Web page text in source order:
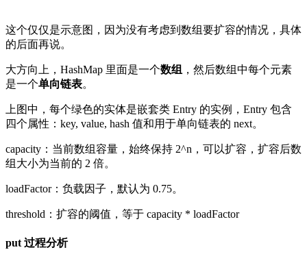
这个仅仅是示意图，因为没有考虑到数组要扩容的情况，具体
的后面再说。
大方向上，HashMap 里面是一个数组 ，然后数组中每个元素
是一个单向链表。
上图中，每个绿色的实体是嵌套类 Entry 的实例，Entry 包含
四个属性：key, value, hash 值和用于单向链表的 next。
capacity：当前数组容量，始终保持 2^n，可以扩容，扩容后数
组大小为当前的 2 倍。
loadFactor：负载因子，默认为 0.75。
threshold：扩容的阈值，等于 capacity * loadFactor
put 过程分析